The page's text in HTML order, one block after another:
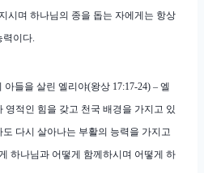
시며 하나님의 종을 돕는 자에게는 항상
력이다.
들을 살린 엘리야(왕상 17:17-24) – 엘
영적인 힘을 갖고 천국 배경을 가지고 있
다시 살아나는 부활의 능력을 가지고
하나님과 어떻게 함께하시며 어떻게 하